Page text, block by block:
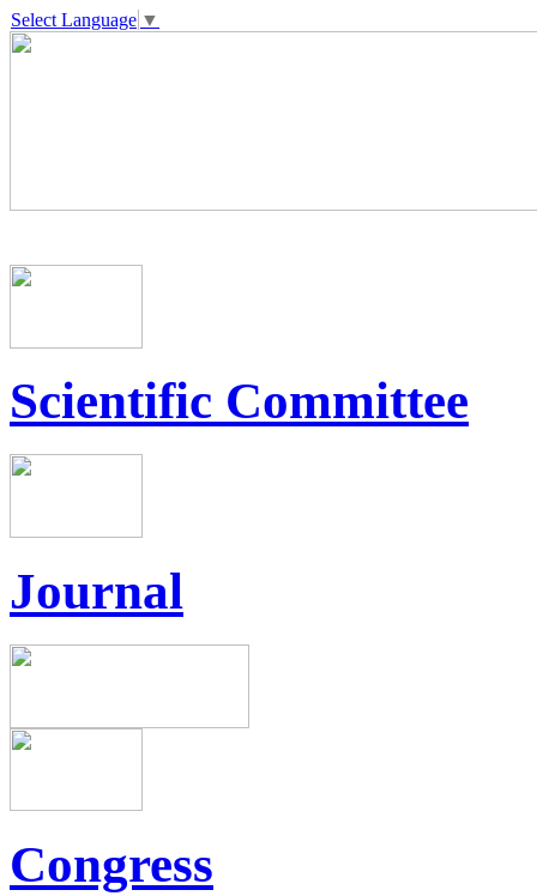
Select Language ▼
Scientific Committee
Journal
Congress